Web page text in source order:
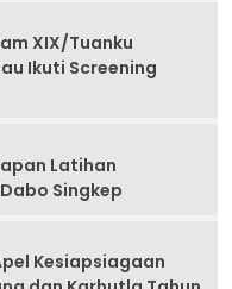
XIX/Tuanku
Ikuti Screening
Latihan
Singkep
Kesiapsiagaan